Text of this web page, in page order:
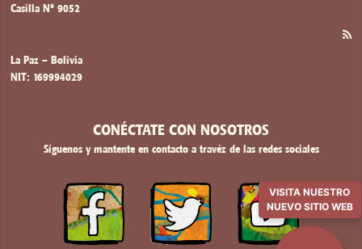
VISITA NUESTRO
NUEVO SITIO WEB
Casilla Nº 9052
La Paz – Bolivia
NIT: 169994029
CONÉCTATE CON NOSOTROS
Síguenos y mantente en contacto a travéz de las redes sociales